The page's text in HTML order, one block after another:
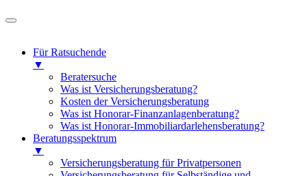
Für Ratsuchende
▼
Beratersuche
Was ist Versicherungsberatung?
Kosten der Versicherungsberatung
Was ist Honorar-Finanzanlagenberatung?
Was ist Honorar-Immobiliardarlehensberatung?
Beratungsspektrum
▼
Versicherungsberatung für Privatpersonen